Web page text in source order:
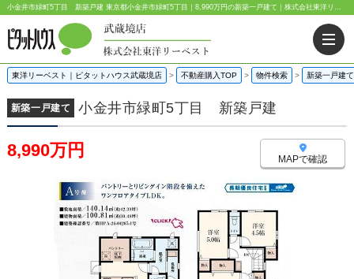
小金井市緑町5丁目 新築戸建 東京都小金井市緑町5丁目｜8,990万円の新築一戸建て｜株式会社東洋リーベスト
東洋リーベスト｜ピタットハウス武蔵境店 > 不動産購入TOP > 物件検索 > 新築一戸建て
新築一戸建て 小金井市緑町5丁目 新築戸建
8,990万円 MAPで確認